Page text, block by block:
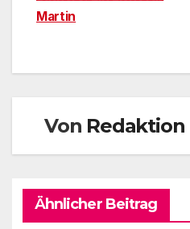
Martin
Von Redaktion
Ähnlicher Beitrag